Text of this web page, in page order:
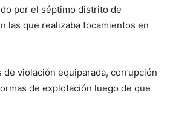
por el séptimo distrito de
las que realizaba tocamientos en
de violación equiparada, corrupción
de explotación luego de que